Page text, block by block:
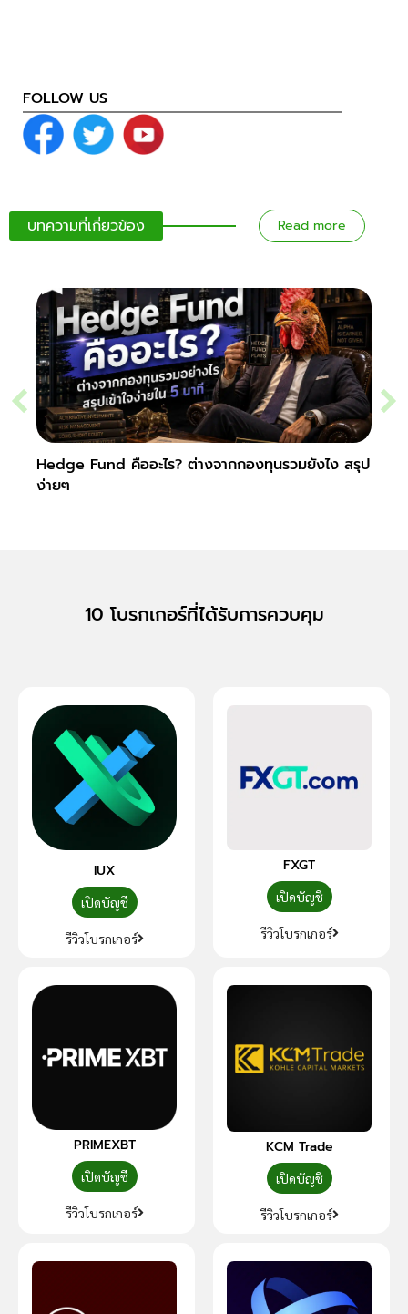
FOLLOW US
บทความที่เกี่ยวข้อง Read more
Hedge Fund คืออะไร? ต่างจากกองทุนรวมยังไง สรุป
ง่ายๆ
10 โบรกเกอร์ที่ได้รับการควบคุม
IUX
เปิดบัญชี
รีวิวโบรกเกอร์
FXGT
เปิดบัญชี
รีวิวโบรกเกอร์
PRIMEXBT
เปิดบัญชี
รีวิวโบรกเกอร์
KCM Trade
เปิดบัญชี
รีวิวโบรกเกอร์